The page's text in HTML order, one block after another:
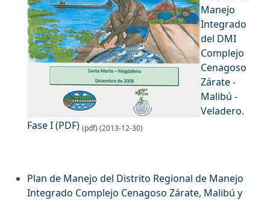
Manejo
Integrado
del DMI
Complejo
Cenagoso
Zárate -
Malibú -
Veladero.
Fase I(PDF) (pdf) (2013-12-30)
Plan de Manejo del Distrito Regional de Manejo
Integrado Complejo Cenagoso Zárate, Malibú y